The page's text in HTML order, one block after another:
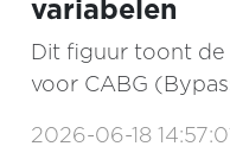
variabelen
Dit figuur toont de
voor CABG
2026-06-18